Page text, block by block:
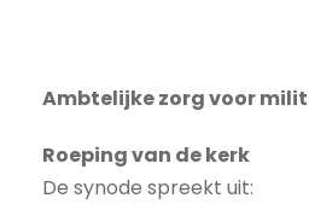
Ambtelijke zorg voor
Roeping van de kerk
De synode spreekt uit: